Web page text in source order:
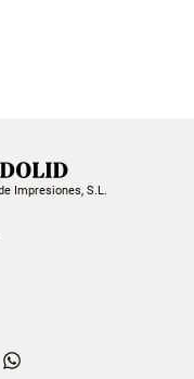
Impresiones, S.L.
Dailymotion